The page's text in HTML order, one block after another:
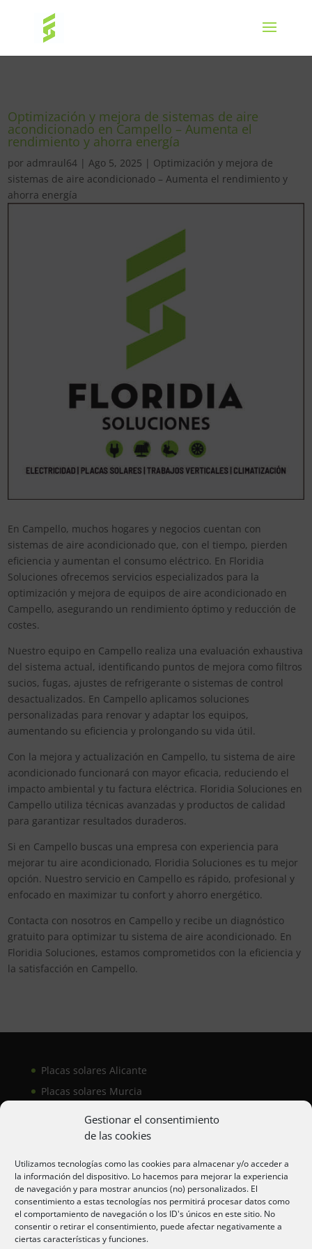
Gestionar el consentimiento
de las cookies
Utilizamos tecnologías como las cookies para almacenar y/o acceder a
la información del dispositivo. Lo hacemos para mejorar la experiencia
de navegación y para mostrar anuncios (no) personalizados. El
consentimiento a estas tecnologías nos permitirá procesar datos como
el comportamiento de navegación o los ID's únicos en este sitio. No
consentir o retirar el consentimiento, puede afectar negativamente a
ciertas características y funciones.
Optimización y mejora de sistemas de aire
acondicionado en Campello – Aumenta el
rendimiento y ahorra energía
por admraul64 |Ago 5, 2025 | Optimización y mejora de
sistemas de aire acondicionado – Aumenta el rendimiento y
ahorra energía
En Campello, muchos hogares y negocios cuentan con
sistemas de aire acondicionado que, con el tiempo, pierden
eficiencia y aumentan el consumo eléctrico. En Floridia
Soluciones ofrecemos servicios especializados para la
optimización y mejora de equipos de aire acondicionado en
Campello, asegurando un rendimiento óptimo y reducción de
costes.
Nuestro equipo en Campello realiza una evaluación exhaustiva
del sistema actual, identificando puntos de mejora como filtros
sucios, fugas, ajustes de refrigerante o sistemas de control
desactualizados. En Campello aplicamos soluciones
personalizadas para renovar y adaptar los equipos,
aumentando su eficiencia y prolongando su vida útil.
Con la mejora y actualización en Campello, tu sistema de aire
acondicionado funcionará con mayor eficacia, reduciendo el
impacto ambiental y tu factura eléctrica. Floridia Soluciones en
Campello utiliza técnicas avanzadas y productos de calidad
para garantizar resultados duraderos.
Si en Campello buscas una empresa con experiencia para
mejorar tu aire acondicionado, Floridia Soluciones es tu mejor
opción. Nuestro servicio en Campello es rápido, profesional y
enfocado en maximizar tu confort y ahorro energético.
Contacta con nosotros en Campello y recibe un diagnóstico
gratuito para optimizar tu sistema de aire acondicionado. En
Floridia Soluciones, estamos comprometidos con la eficiencia y
la satisfacción en Campello.
Placas solares Alicante
Placas solares Murcia
Aire acondicionado Alicante
Aire acondicionador Murcia
Aire acondicionado San Juan